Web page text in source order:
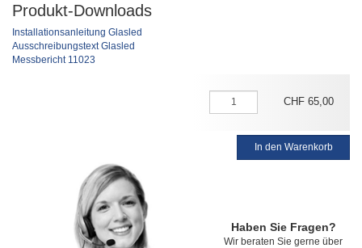
Produkt-Downloads
Installationsanleitung Glasled
Ausschreibungstext Glasled
Messbericht 11023
CHF 65, 00
In den Warenkorb
Haben Sie Fragen?
Wir beraten Sie gerne über